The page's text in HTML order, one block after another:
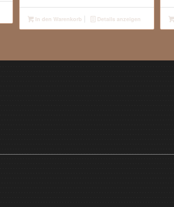
In den Warenkorb Details anzeigen